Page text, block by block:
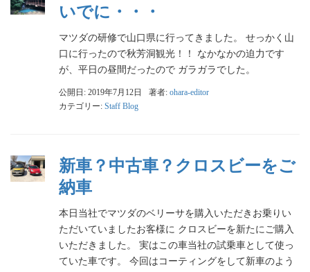
いでに・・・
マツダの研修で山口県に行ってきました。 せっかく山
口に行ったので秋芳洞観光！！ なかなかの迫力です
が、平日の昼間だったので ガラガラでした。
公開日: 2019年7月12日 著者: ohara-editor
カテゴリー: Staff Blog
新車？中古車？クロスビーをご
納車
本日当社でマツダのベリーサを購入いただきお乗りい
ただいていましたお客様に クロスビーを新たにご購入
いただきました。 実はこの車当社の試乗車として使っ
ていた車です。 今回はコーティングをして新車のよう